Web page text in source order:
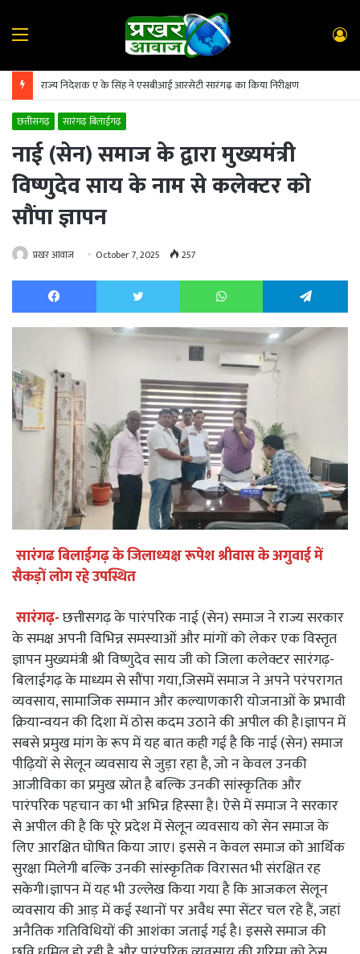
Menu
राज्य निदेशक ए के सिंह ने एसबीआई आरसेटी सारंगढ़ का किया निरीक्षण
छत्तीसगढ़ सारंगढ़ बिलाईगढ़
नाई (सेन) समाज के द्वारा मुख्यमंत्री
विष्णुदेव साय के नाम से कलेक्टर को
सौंपा ज्ञापन
प्रखर आवाज October 7, 2025 257
Facebook Twitter WhatsApp
सारंगढ बिलाईगढ़ के जिलाध्यक्ष रूपेश श्रीवास के अगुवाई में
सैकड़ों लोग रहे उपस्थित
सारंगढ़-छत्तीसगढ़ के पारंपरिक नाई (सेन) समाज ने राज्य सरकार
के समक्ष अपनी विभिन्न समस्याओं और मांगों को लेकर एक विस्तृत
ज्ञापन मुख्यमंत्री श्री विष्णुदेव साय जी को जिला कलेक्टर सारंगढ़-
बिलाईगढ़ के माध्यम से सौंपा गया,जिसमें समाज ने अपने परंपरागत
व्यवसाय, सामाजिक सम्मान और कल्याणकारी योजनाओं के प्रभावी
क्रियान्वयन की दिशा में ठोस कदम उठाने की अपील की है।ज्ञापन में
सबसे प्रमुख मांग के रूप में यह बात कही गई है कि नाई (सेन) समाज
पीढ़ियों से सेलून व्यवसाय से जुड़ा रहा है, जो न केवल उनकी
आजीविका का प्रमुख स्रोत है बल्कि उनकी सांस्कृतिक और
पारंपरिक पहचान का भी अभिन्न हिस्सा है। ऐसे में समाज ने सरकार
से अपील की है कि पूरे प्रदेश में सेलून व्यवसाय को सेन समाज के
लिए आरक्षित घोषित किया जाए। इससे न केवल समाज को आर्थिक
सुरक्षा मिलेगी बल्कि उनकी सांस्कृतिक विरासत भी संरक्षित रह
सकेगी।ज्ञापन में यह भी उल्लेख किया गया है कि आजकल सेलून
व्यवसाय की आड़ में कई स्थानों पर अवैध स्पा सेंटर चल रहे हैं, जहां
अनैतिक गतिविधियों की आशंका जताई गई है। इससे समाज की